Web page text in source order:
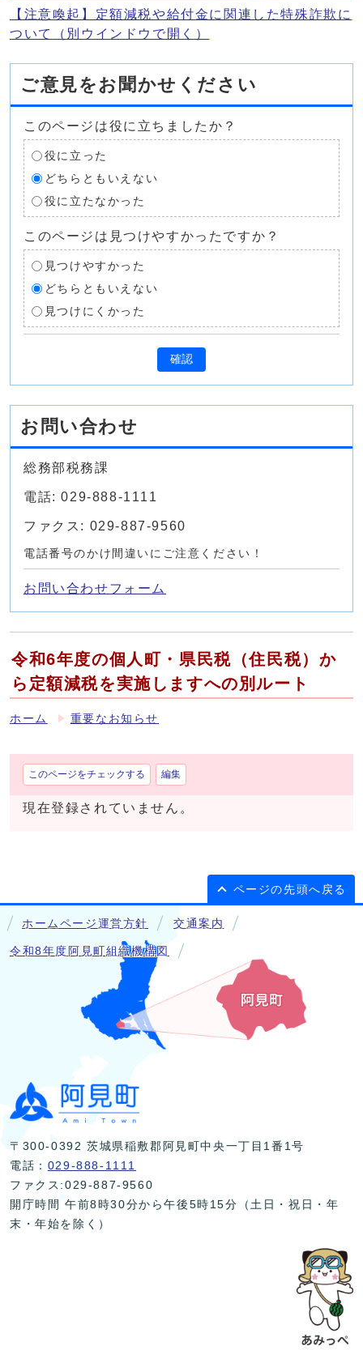
【注意喚起】定額減税や給付金に関連した特殊詐欺に
ついて
（別ウインドウで開く）
ご意見をお聞かせください
このページは役に立ちましたか？
役に立った
どちらともいえない
役に立たなかった
このページは見つけやすかったですか？
見つけやすかった
どちらともいえない
見つけにくかった
確認
お問い合わせ
総務部税務課
電話: 029-888-1111
ファクス: 029-887-9560
電話番号のかけ間違いにご注意ください！
お問い合わせフォーム
令和6年度の個人町・県民税（住民税）か
ら定額減税を実施しますへの別ルート
ホーム 重要なお知らせ
このページをチェックする 編集
現在登録されていません。
ページの先頭へ戻る
ホームページ運営方針 交通案内
令和8年度阿見町組織機構図
〒300-0392 茨城県稲敷郡阿見町中央一丁目1番1号
電話： 029-888-1111
ファクス:029-887-9560
開庁時間 午前8時30分から午後5時15分（土日・祝日・年
末・年始を除く）